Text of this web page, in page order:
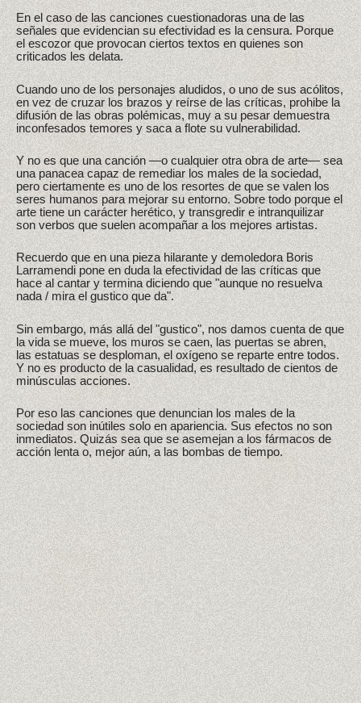
En el caso de las canciones cuestionadoras una de las
señales que evidencian su efectividad es la censura. Porque
el escozor que provocan ciertos textos en quienes son
criticados les delata.
Cuando uno de los personajes aludidos, o uno de sus acólitos,
en vez de cruzar los brazos y reírse de las críticas, prohibe la
difusión de las obras polémicas, muy a su pesar demuestra
inconfesados temores y saca a flote su vulnerabilidad.
Y no es que una canción —o cualquier otra obra de arte— sea
una panacea capaz de remediar los males de la sociedad,
pero ciertamente es uno de los resortes de que se valen los
seres humanos para mejorar su entorno. Sobre todo porque el
arte tiene un carácter herético, y transgredir e intranquilizar
son verbos que suelen acompañar a los mejores artistas.
Recuerdo que en una pieza hilarante y demoledora Boris
Larramendi pone en duda la efectividad de las críticas que
hace al cantar y termina diciendo que "aunque no resuelva
nada / mira el gustico que da".
Sin embargo, más allá del "gustico", nos damos cuenta de que
la vida se mueve, los muros se caen, las puertas se abren,
las estatuas se desploman, el oxígeno se reparte entre todos.
Y no es producto de la casualidad, es resultado de cientos de
minúsculas acciones.
Por eso las canciones que denuncian los males de la
sociedad son inútiles solo en apariencia. Sus efectos no son
inmediatos. Quizás sea que se asemejan a los fármacos de
acción lenta o, mejor aún, a las bombas de tiempo.